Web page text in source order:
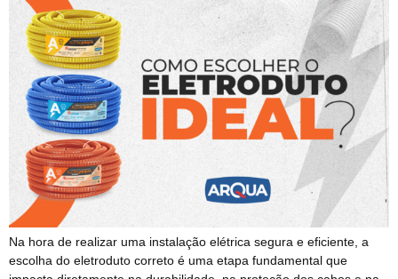
Na hora de realizar uma instalação elétrica segura e eficiente, a
escolha do eletroduto correto é uma etapa fundamental que